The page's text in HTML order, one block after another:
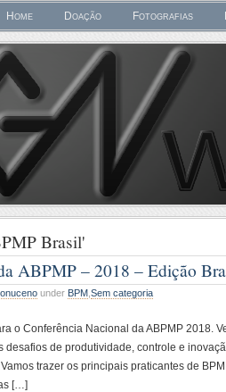
Home Doação Fotografias
Brasil'
ABPMP – 2018 – Edição
under BPM Sem categoria
o Conferência Nacional da ABPMP 2018.
desafios de produtividade, controle e
trazer os principais praticantes de
[…]